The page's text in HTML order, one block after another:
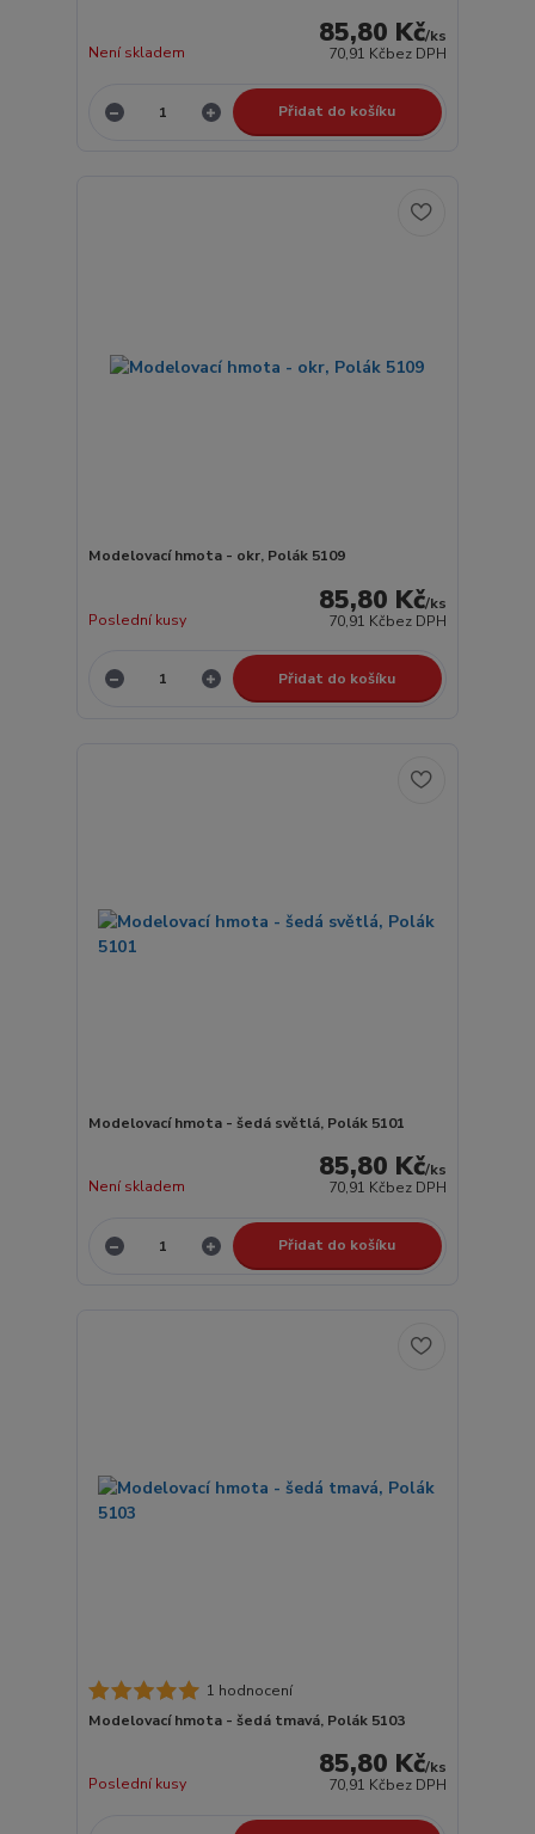
85,80 Kč/ks
70,91 Kčbez DPH
Není skladem
Přidat do košíku
Modelovací hmota - okr, Polák 5109
85,80 Kč/ks
70,91 Kčbez DPH
Poslední kusy
Přidat do košíku
Modelovací hmota - šedá světlá, Polák 5101
85,80 Kč/ks
70,91 Kčbez DPH
Není skladem
Přidat do košíku
1 hodnocení
Modelovací hmota - šedá tmavá, Polák 5103
85,80 Kč/ks
70,91 Kčbez DPH
Poslední kusy